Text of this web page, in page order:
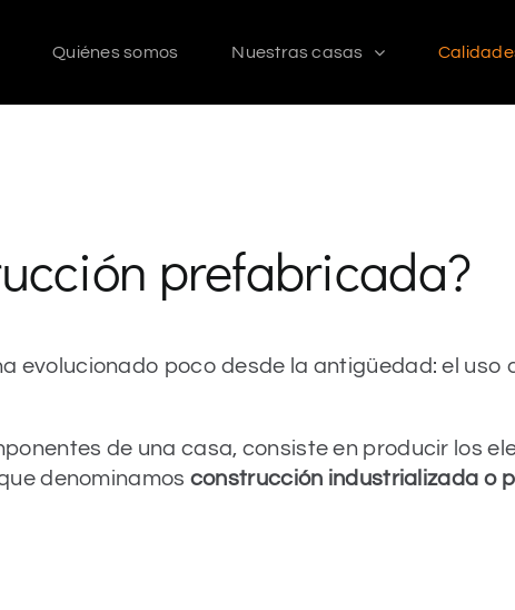
Quiénes somos Nuestras casas
prefabricada?
evolucionado poco desde la antigüedad: el uso
de una casa, consiste en producir los
denominamos construcción industrializada o